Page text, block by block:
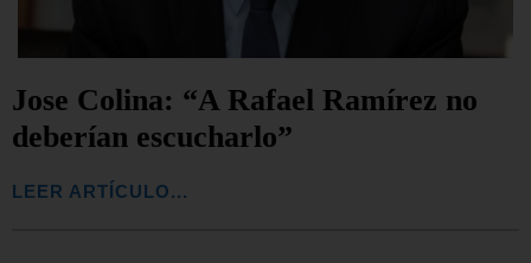
Jose Colina: “A Rafael Ramírez no
deberían escucharlo”
LEER ARTÍCULO...